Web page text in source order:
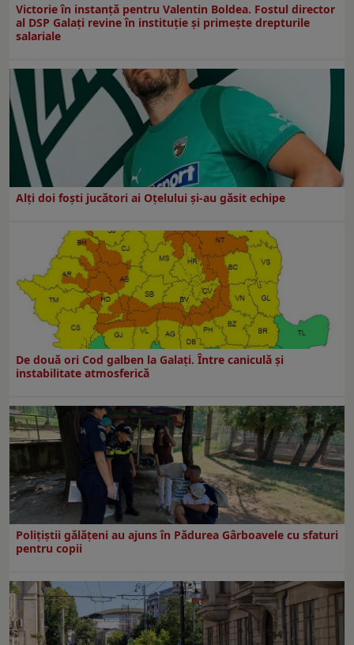
Victorie în instanță pentru Valentin Boldea. Fostul director
al DSP Galați revine în instituție și primește drepturile
salariale
Alți doi foști jucători ai Oțelului și-au găsit echipe
De două ori Cod galben la Galaţi. Între caniculă şi
instabilitate atmosferică
Polițiștii gălățeni au ajuns în Pădurea Gârboavele cu sfaturi
pentru copii